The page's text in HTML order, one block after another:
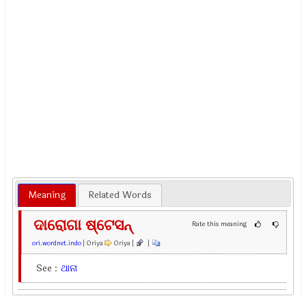
Meaning Related Words
Rate this meaning
ଦାରୋଗା ଷ୍ଟେସନ୍
ori.wordnet.indo | Oriya Oriya | |
See : ଥାନା